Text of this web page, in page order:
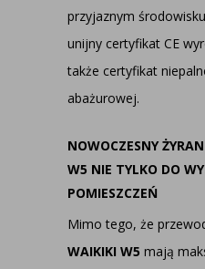
przyjaznym
unijny certyfikat CE
także certyfikat
abażurowej.
NOWOCZESNY
W5 NIE TYLKO DO
POMIESZCZEŃ
Mimo tego, że
WAIKIKI W5 mają